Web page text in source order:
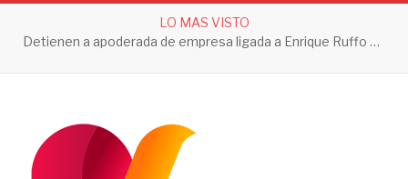
LO MAS VISTO
Detienen a apoderada de empresa ligada a Enrique Ruffo por investigación de Huachicol Fiscal